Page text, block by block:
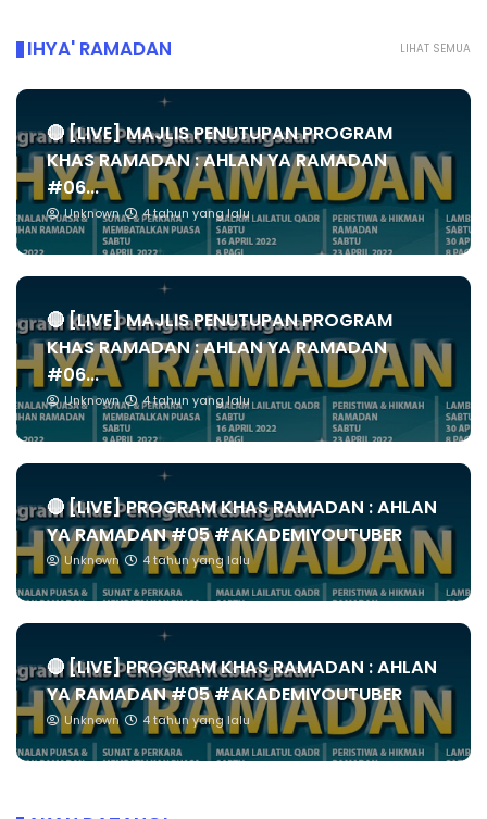
LIHAT SEMUA
IHYA' RAMADAN
🔴 [LIVE] MAJLIS PENUTUPAN PROGRAM
KHAS RAMADAN : AHLAN YA RAMADAN
#06...
Unknown 4 tahun yang lalu
🔴 [LIVE] MAJLIS PENUTUPAN PROGRAM
KHAS RAMADAN : AHLAN YA RAMADAN
#06...
Unknown 4 tahun yang lalu
🔴 [LIVE] PROGRAM KHAS RAMADAN : AHLAN
YA RAMADAN #05 #AKADEMIYOUTUBER
Unknown 4 tahun yang lalu
🔴 [LIVE] PROGRAM KHAS RAMADAN : AHLAN
YA RAMADAN #05 #AKADEMIYOUTUBER
Unknown 4 tahun yang lalu